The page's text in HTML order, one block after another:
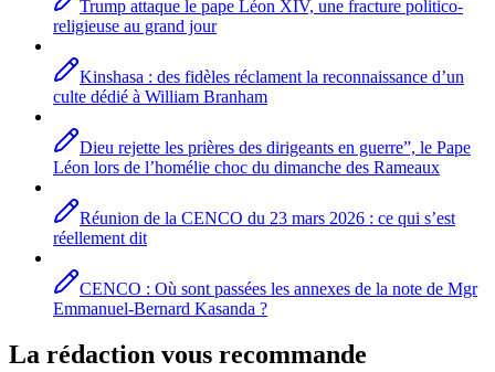
Trump attaque le pape Léon XIV, une fracture politico-
religieuse au grand jour
Kinshasa : des fidèles réclament la reconnaissance d’un
culte dédié à William Branham
Dieu rejette les prières des dirigeants en guerre”, le Pape
Léon lors de l’homélie choc du dimanche des Rameaux
Réunion de la CENCO du 23 mars 2026 : ce qui s’est
réellement dit
CENCO : Où sont passées les annexes de la note de Mgr
Emmanuel-Bernard Kasanda ?
La rédaction vous recommande